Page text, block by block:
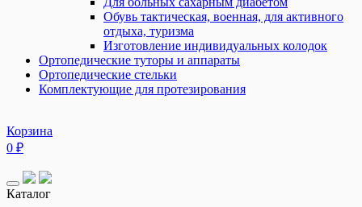
Обувь тактическая, военная, для активного
отдыха, туризма
Изготовление индивидуальных колодок
Ортопедические туторы и аппараты
Ортопедические стельки
Комплектующие для протезирования
Корзина
0 ₽
Каталог